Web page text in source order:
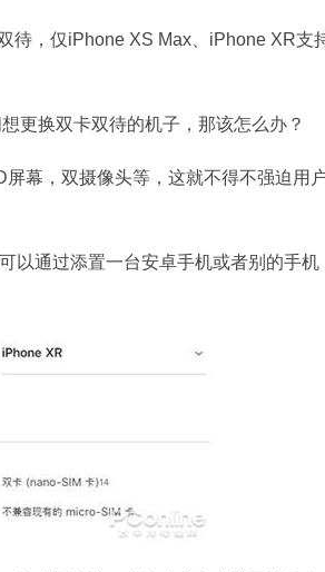
待，仅iPhone XS Max、iPhone XR支
更换双卡双待的机子，那该怎么办？
幕，双摄像头等，这就不得不强迫用
以通过添置一台安卓手机或者别的手机